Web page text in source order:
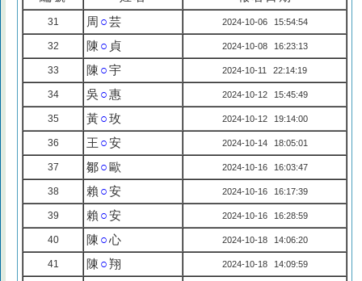
31 周 ○芸 2024-10-06 15:54:54
32 陳 ○ 貞 2024-10-08 16:23:13
33 陳 ○宇 2024-10-11 22:14:19
34 吳 ○惠 2024-10-12 15:45:49
35 黃○玫 2024-10-12 19:14:00
36 王 ○安 2024-10-14 18:05:01
37 鄒○ 歐 2024-10-16 16:03:47
38 賴 ○安 2024-10-16 16:17:39
39 賴 ○安 2024-10-16 16:28:59
40 陳 ○心 2024-10-18 14:06:20
41 陳 ○翔 2024-10-18 14:09:59